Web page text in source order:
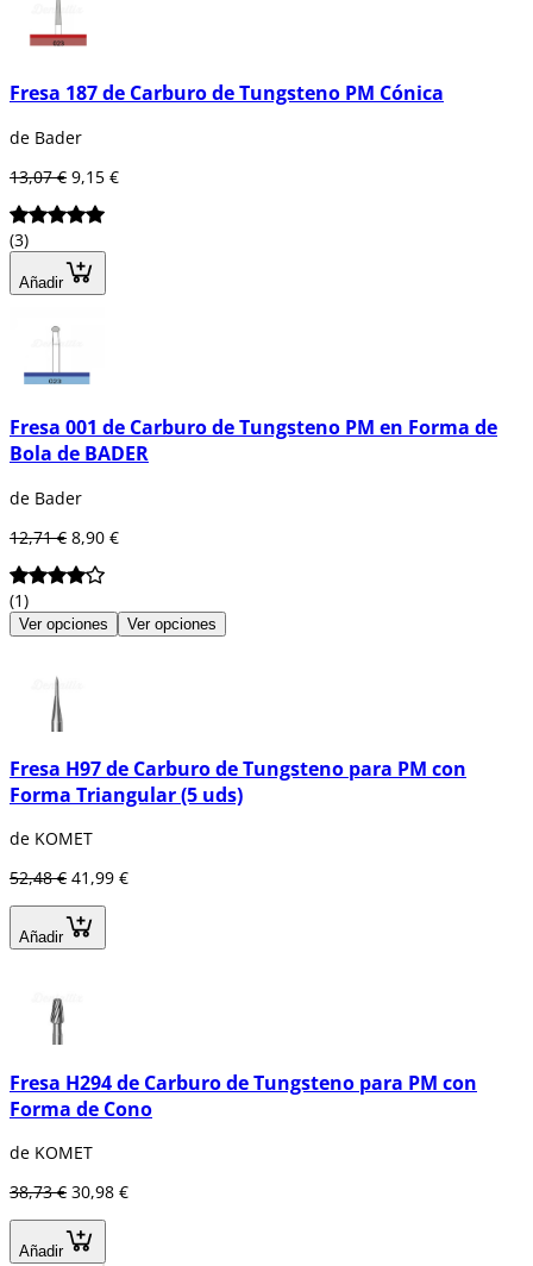
Fresa 187 de Carburo de Tungsteno PM Cónica
de Bader
13,07 € 9,15 €
(3)
Añadir
Fresa 001 de Carburo de Tungsteno PM en Forma de
Bola de BADER
de Bader
12,71 € 8,90 €
(1)
Ver opciones Ver opciones
Fresa H97 de Carburo de Tungsteno para PM con
Forma Triangular (5 uds)
de KOMET
52,48 € 41,99 €
Añadir
Fresa H294 de Carburo de Tungsteno para PM con
Forma de Cono
de KOMET
38,73 € 30,98 €
Añadir